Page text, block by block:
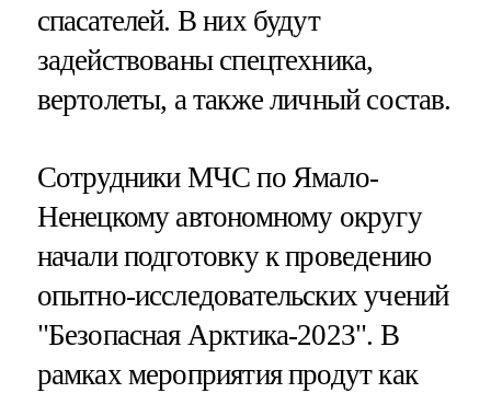
спасателей. В них будут
задействованы спецтехника,
вертолеты, а также личный состав.
Сотрудники МЧС по Ямало-
Ненецкому автономному округу
начали подготовку к проведению
опытно-исследовательских учений
"Безопасная Арктика-2023". В
рамках мероприятия продут как